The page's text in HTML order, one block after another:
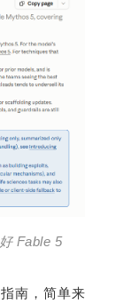
Fable 5
南，简单来